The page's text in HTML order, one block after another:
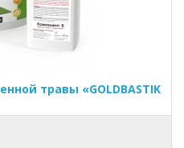
травы «GOLDBASTIK